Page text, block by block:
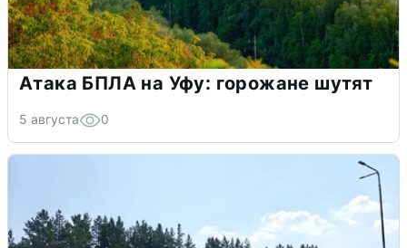
Атака БПЛА на Уфу: горожане шутят
5 августа 0